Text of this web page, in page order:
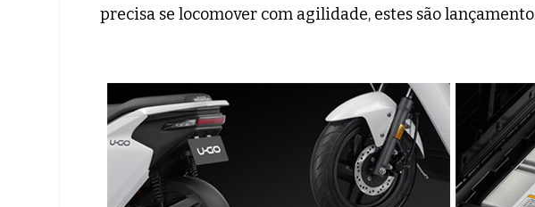
precisa se locomover com agilidade, estes são